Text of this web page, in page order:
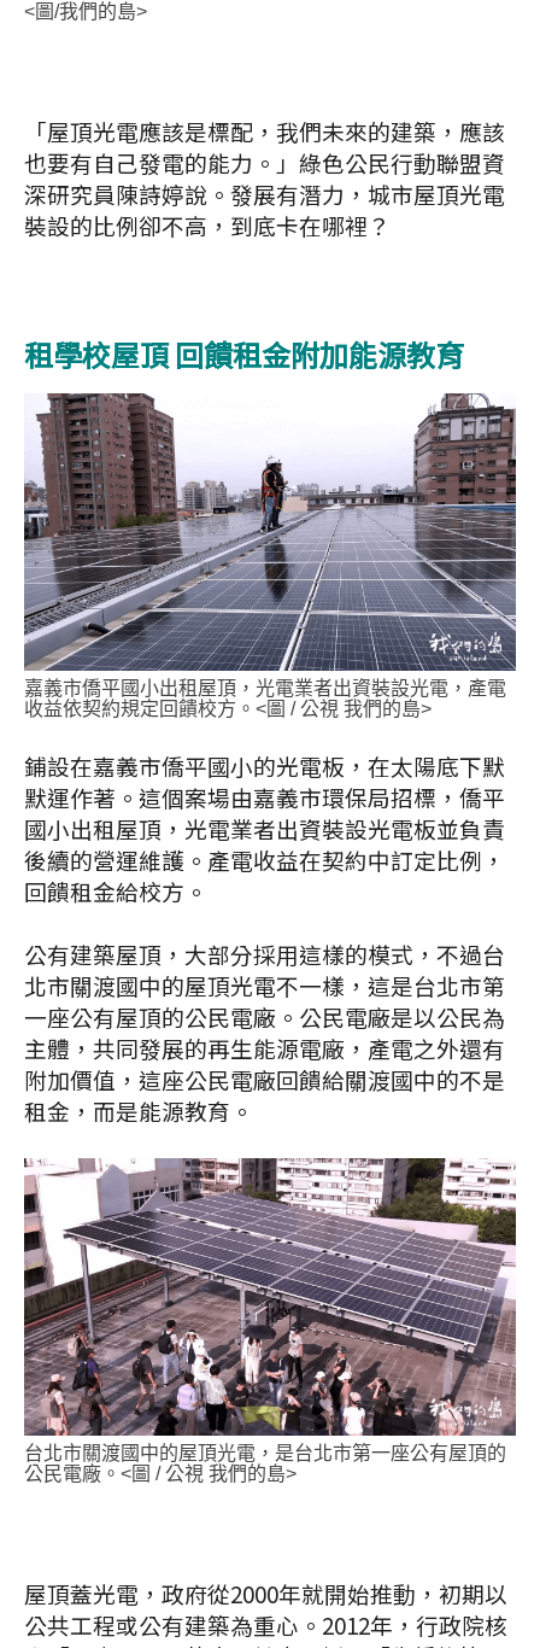
<圖/我們的島>
「屋頂光電應該是標配，我們未來的建築，應該
也要有自己發電的能力。」綠色公民行動聯盟資
深研究員陳詩婷說。發展有潛力，城市屋頂光電
裝設的比例卻不高，到底卡在哪裡？
租學校屋頂 回饋租金附加能源教育
嘉義市僑平國小出租屋頂，光電業者出資裝設光電，產電
收益依契約規定回饋校方。<圖 / 公視 我們的島>
鋪設在嘉義市僑平國小的光電板，在太陽底下默
默運作著。這個案場由嘉義市環保局招標，僑平
國小出租屋頂，光電業者出資裝設光電板並負責
後續的營運維護。產電收益在契約中訂定比例，
回饋租金給校方。
公有建築屋頂，大部分採用這樣的模式，不過台
北市關渡國中的屋頂光電不一樣，這是台北市第
一座公有屋頂的公民電廠。公民電廠是以公民為
主體，共同發展的再生能源電廠，產電之外還有
附加價值，這座公民電廠回饋給關渡國中的不是
租金，而是能源教育。
台北市關渡國中的屋頂光電，是台北市第一座公有屋頂的
公民電廠。<圖 / 公視 我們的島>
屋頂蓋光電，政府從2000年就開始推動，初期以
公共工程或公有建築為重心。2012年，行政院核